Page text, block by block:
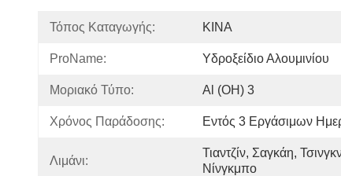
Τόπος Καταγωγής: ΚΙΝΑ
ProName: Υδροξείδιο Αλουμινίου
Μοριακό Τύπο: Al (OH) 3
Χρόνος Παράδοσης: Εντός 3 Εργάσιμων
Λιμάνι:
Τιαντζίν, Σαγκάη,
Νίνγκμπο